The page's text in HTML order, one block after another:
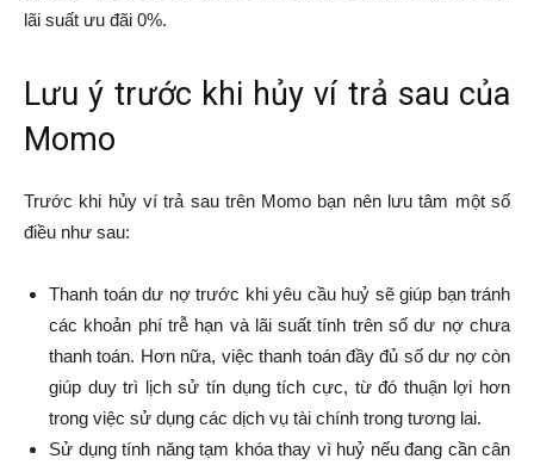
lãi suất ưu đãi 0%.
Lưu ý trước khi hủy ví trả sau của
Momo
Trước khi hủy ví trả sau trên Momo bạn nên lưu tâm một số
điều như sau:
Thanh toán dư nợ trước khi yêu cầu huỷ sẽ giúp bạn tránh
các khoản phí trễ hạn và lãi suất tính trên số dư nợ chưa
thanh toán. Hơn nữa, việc thanh toán đầy đủ số dư nợ còn
giúp duy trì lịch sử tín dụng tích cực, từ đó thuận lợi hơn
trong việc sử dụng các dịch vụ tài chính trong tương lai.
Sử dụng tính năng tạm khóa thay vì huỷ nếu đang cần cân